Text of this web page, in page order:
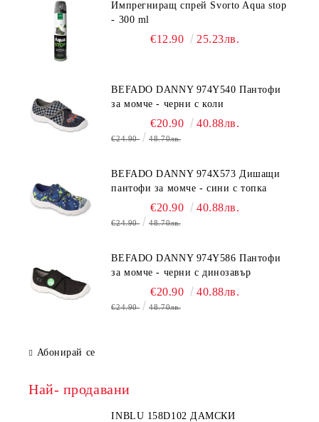
Импрегниращ спрей Svorto Aqua stop
- 300 ml
€12.90 25.23лв.
BEFADO DANNY 974Y540 Пантофи
за момче - черни с коли
€20.90 40.88лв.
€24.90 48.70лв.
BEFADO DANNY 974X573 Дишащи
пантофи за момче - сини с топка
€20.90 40.88лв.
€24.90 48.70лв.
BEFADO DANNY 974Y586 Пантофи
за момче - черни с динозавър
€20.90 40.88лв.
€24.90 48.70лв.
Абонирай се
Най- продавани
INBLU 158D102 ДАМСКИ